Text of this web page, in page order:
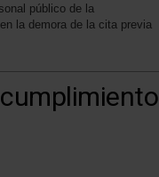
público de la
la demora de la cita previa